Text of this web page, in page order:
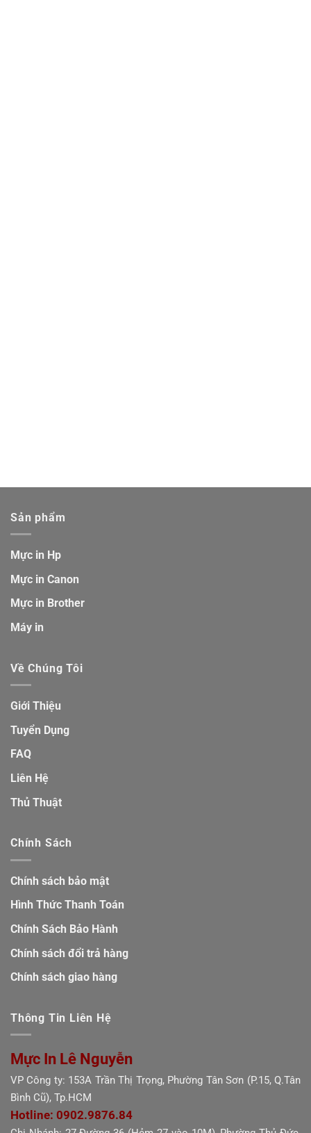
Sản phẩm
Mực in Hp
Mực in Canon
Mực in Brother
Máy in
Về Chúng Tôi
Giới Thiệu
Tuyển Dụng
FAQ
Liên Hệ
Thủ Thuật
Chính Sách
Chính sách bảo mật
Hình Thức Thanh Toán
Chính Sách Bảo Hành
Chính sách đổi trả hàng
Chính sách giao hàng
Thông Tin Liên Hệ
Mực In Lê Nguyễn
VP Công ty: 153A Trần Thị Trọng, Phường Tân Sơn (P.15, Q.Tân
Bình Cũ), Tp.HCM
Hotline: 0902.9876.84